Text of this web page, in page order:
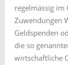
regelmässig im
Zuwendungen
Geldspenden
die so
wirtschaftliche